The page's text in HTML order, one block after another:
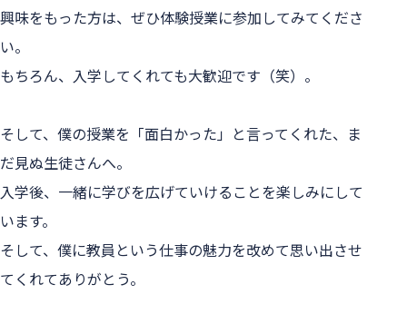
興味をもった方は、ぜひ体験授業に参加してみてくださ
い。
もちろん、入学してくれても大歓迎です（笑）。
そして、僕の授業を「面白かった」と言ってくれた、ま
だ見ぬ生徒さんへ。
入学後、一緒に学びを広げていけることを楽しみにして
います。
そして、僕に教員という仕事の魅力を改めて思い出させ
てくれてありがとう。